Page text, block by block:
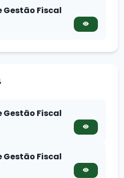
Gestão Fiscal
Gestão Fiscal
Gestão Fiscal